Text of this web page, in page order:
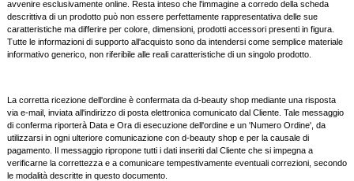
avvenire esclusivamente online. Resta inteso che l'immagine a corredo della scheda
descrittiva di un prodotto può non essere perfettamente rappresentativa delle sue
caratteristiche ma differire per colore, dimensioni, prodotti accessori presenti in figura.
Tutte le informazioni di supporto all'acquisto sono da intendersi come semplice materiale
informativo generico, non riferibile alle reali caratteristiche di un singolo prodotto.
La corretta ricezione dell'ordine è confermata da d-beauty shop mediante una risposta
via e-mail, inviata all'indirizzo di posta elettronica comunicato dal Cliente. Tale messaggio
di conferma riporterà Data e Ora di esecuzione dell'ordine e un 'Numero Ordine', da
utilizzarsi in ogni ulteriore comunicazione con d-beauty shop e per la causale di
pagamento. Il messaggio ripropone tutti i dati inseriti dal Cliente che si impegna a
verificarne la correttezza e a comunicare tempestivamente eventuali correzioni, secondo
le modalità descritte in questo documento.